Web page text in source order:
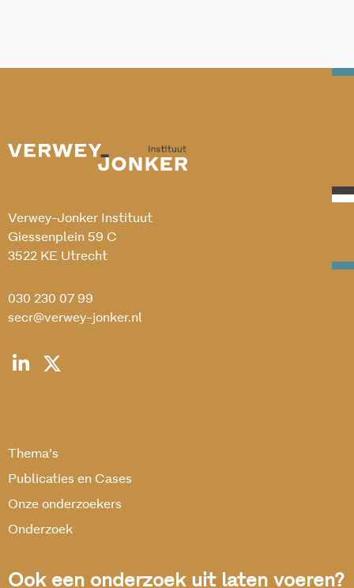
Verwey-Jonker Instituut
Giessenplein 59 C
3522 KE Utrecht
030 230 07 99
secr@verwey-jonker.nl
Thema’s
Publicaties en Cases
Onze onderzoekers
Onderzoek
Ook een onderzoek uit laten voeren?